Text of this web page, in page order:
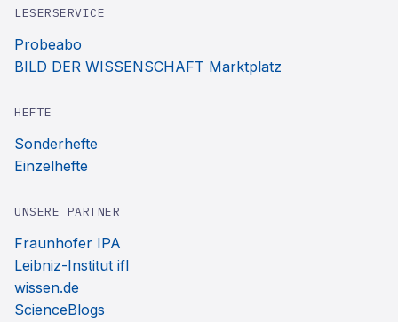
LESERSERVICE
Probeabo
BILD DER WISSENSCHAFT Marktplatz
HEFTE
Sonderhefte
Einzelhefte
UNSERE PARTNER
Fraunhofer IPA
Leibniz-Institut ifl
wissen.de
ScienceBlogs